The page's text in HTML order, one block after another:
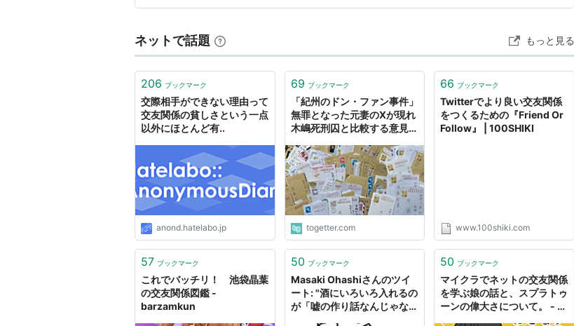
と、 一定の範囲で確認できる場合があります。 た…
ネットで話題 もっと見る
206 ブックマーク
交際相手ができない理由って
交友関係の貧しさという一点
以外にほとんど有..
anond.hatelabo.jp
69 ブックマーク
「紀州のドン・ファン事件」
無罪となった元妻のXが現れ
木嶋死刑囚と比較する意見が
交友関係にあった「恋して昇
天ナンマイダが不意打ちすぎ
て」
togetter.com
66 ブックマーク
Twitterでより良い交友関係
をつくるための『Friend Or
Follow』 | 100SHIKI
www.100shiki.com
57 ブックマーク
これでバッチリ！ 池袋晶葉
の交友関係図鑑 -
barzamkun
50 ブックマーク
Masaki Ohashiさんのツイ
ート: "酒にいろいろ入れるの
が「嘘の作り話なんじゃない
50 ブックマーク
マイクラでネットの交友関係
を学ぶ娘の話と、スプラトゥ
ーンの偉大さについて。 - 主